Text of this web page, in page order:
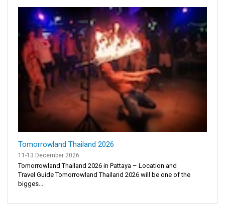
Tomorrowland Thailand 2026
11-13 December 2026
Tomorrowland Thailand 2026 in Pattaya – Location and
Travel Guide Tomorrowland Thailand 2026 will be one of the
bigges...